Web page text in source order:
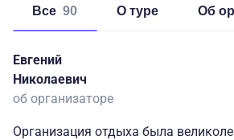
Все 90 о туре об
Евгений
Николаевич
об организаторе
Организация отдыха была